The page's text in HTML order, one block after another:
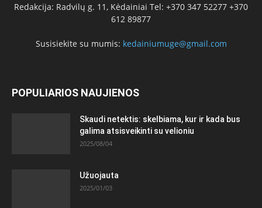
Redakcija: Radvilų g. 11, Kėdainiai Tel: +370 347 52277 +370
612 89877
Susisiekite su mumis: kedainiumuge@gmail.com
POPULIARIOS NAUJIENOS
Skaudi netektis: skelbiama, kur ir kada bus
galima atsisveikinti su velioniu
2025/08/04
Užuojauta
2025/01/03